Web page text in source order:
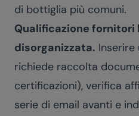
di bottiglia più comuni.
Qualificazione fornitori
disorganizzata.
richiede raccolta
certificazioni), verifica
serie di email avanti e